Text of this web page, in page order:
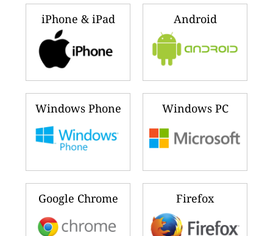
iPhone & iPad Android
Windows Phone Windows PC
Google Chrome Firefox